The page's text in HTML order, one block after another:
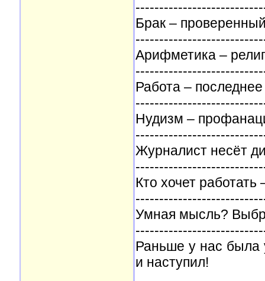
Брак –
Арифметика –
Работа –
Нудизм –
Журналист несёт
Кто хочет
Умная мысль?
Раньше у нас была
и наступил!